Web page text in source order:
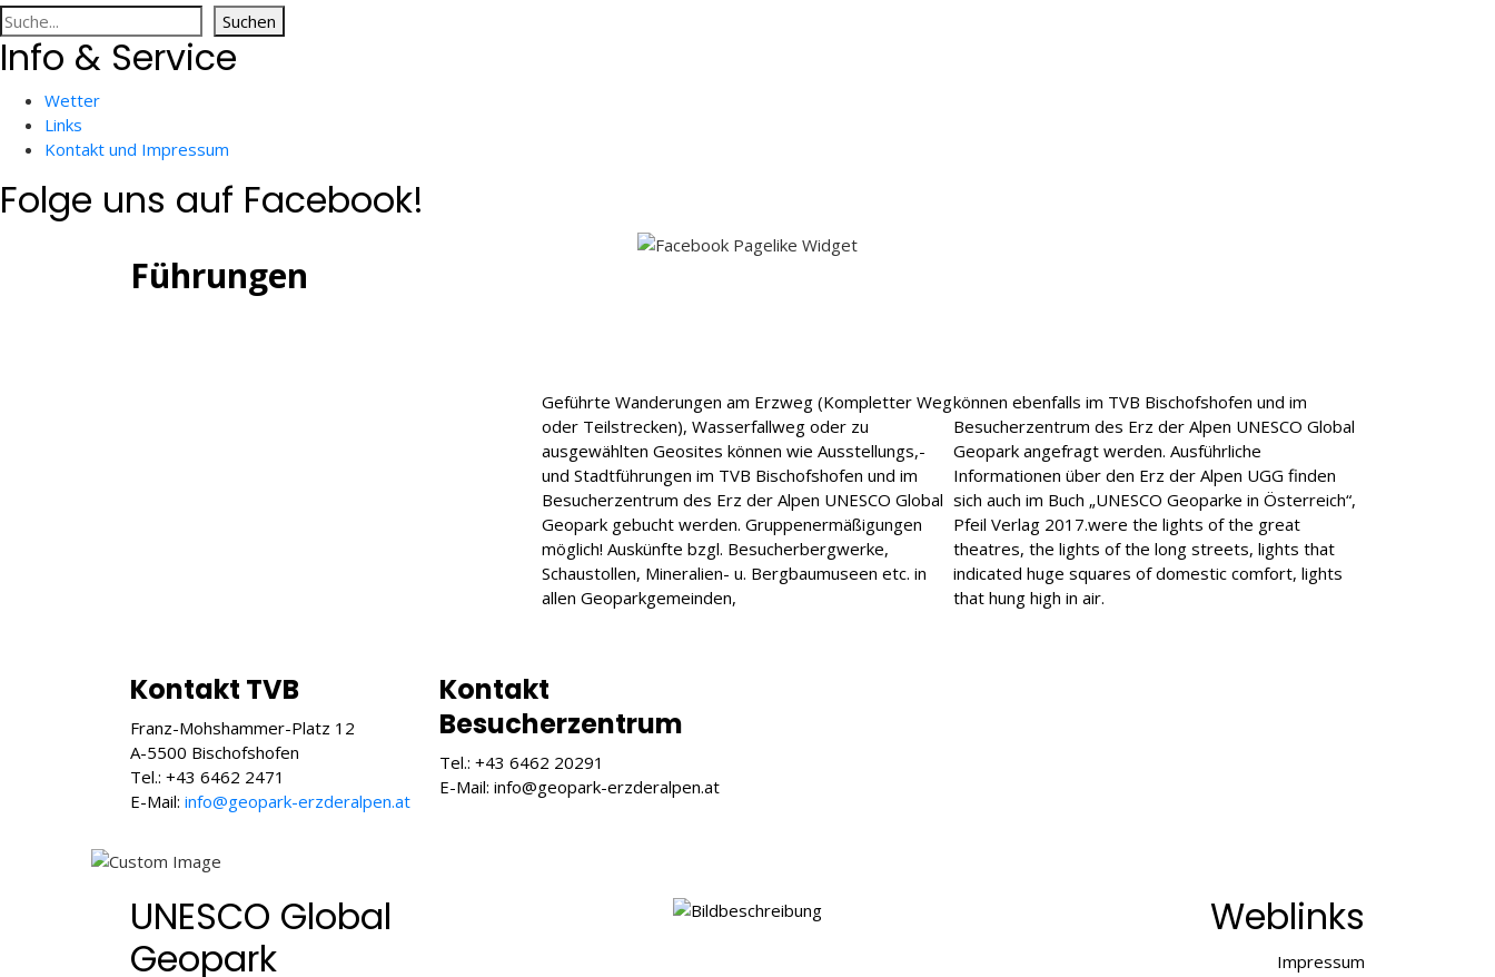
Suchen
Info & Service
Wetter
Links
Kontakt und Impressum
Folge uns auf Facebook!
Führungen
Geführte Wanderungen am Erzweg (Kompletter Weg
oder Teilstrecken), Wasserfallweg oder zu
ausgewählten Geosites können wie Ausstellungs,-
und Stadtführungen im TVB Bischofshofen und im
Besucherzentrum des Erz der Alpen UNESCO Global
Geopark gebucht werden. Gruppenermäßigungen
möglich! Auskünfte bzgl. Besucherbergwerke,
Schaustollen, Mineralien- u. Bergbaumuseen etc. in
allen Geoparkgemeinden,
können ebenfalls im TVB Bischofshofen und im
Besucherzentrum des Erz der Alpen UNESCO Global
Geopark angefragt werden. Ausführliche
Informationen über den Erz der Alpen UGG finden
sich auch im Buch „UNESCO Geoparke in Österreich“,
Pfeil Verlag 2017.were the lights of the great
theatres, the lights of the long streets, lights that
indicated huge squares of domestic comfort, lights
that hung high in air.
Kontakt TVB
Franz-Mohshammer-Platz 12
A-5500 Bischofshofen
Tel.: +43 6462 2471
E-Mail: info@geopark-erzderalpen.at
Kontakt
Besucherzentrum
Tel.: +43 6462 20291
E-Mail: info@geopark-erzderalpen.at
UNESCO Global
Geopark
Weblinks
Impressum